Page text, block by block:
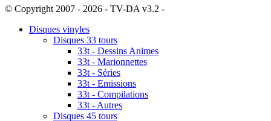
© Copyright 2007 - 2026 - TV-DA v3.2 -
Disques vinyles
Disques 33 tours
33t - Dessins Animes
33t - Marionnettes
33t - Séries
33t - Emissions
33t - Compilations
33t - Autres
Disques 45 tours